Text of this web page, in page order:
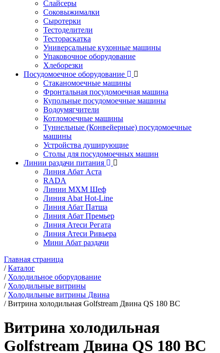
Слайсеры
Соковыжималки
Сыротерки
Тестоделители
Тестораскатка
Универсальные кухонные машины
Упаковочное оборудование
Хлеборезки
Посудомоечное оборудование
Стаканомоечные машины
Фронтальная посудомоечная машина
Купольные посудомоечные машины
Водоумягчители
Котломоечные машины
Туннельные (Конвейерные) посудомоечные
машины
Устройства душирующие
Столы для посудомоечных машин
Линии раздачи питания
Линия Абат Аста
RADA
Линии МХМ Шеф
Линия Abat Hot-Line
Линия Абат Патша
Линия Абат Премьер
Линия Атеси Регата
Линия Атеси Ривьера
Мини Абат раздачи
Главная страница
/Каталог
/ Холодильное оборудование
/ Холодильные витрины
/ Холодильные витрины Двина
/Витрина холодильная Golfstream Двина QS 180 ВС
Витрина холодильная
Golfstream Двина QS 180 ВС